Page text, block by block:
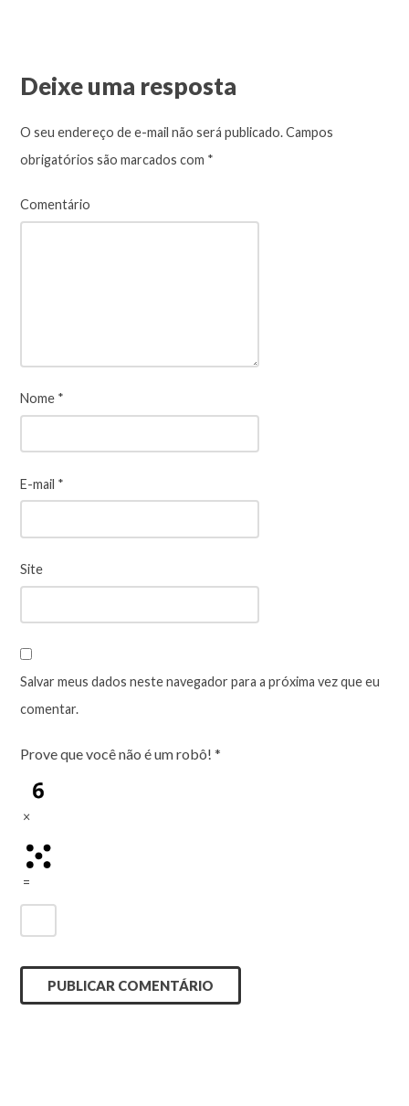
Deixe uma resposta
O seu endereço de e-mail não será publicado.Campos
obrigatórios são marcados com *
Comentário
Nome *
E-mail *
Site
Salvar meus dados neste navegador para a próxima vez que eu
comentar.
Prove que você não é um robô! *
×
=